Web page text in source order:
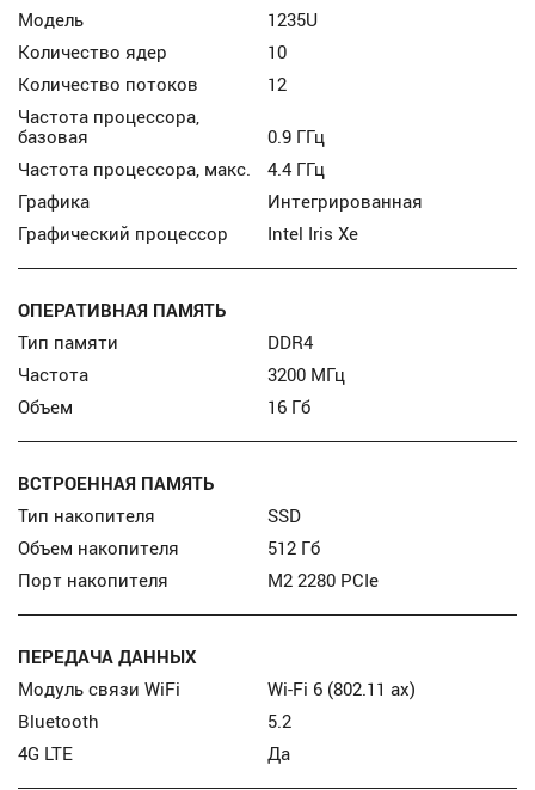
Модель
1235U
Количество ядер
10
Количество потоков
12
Частота процессора,
базовая
0.9 ГГц
Частота процессора, макс.
4.4 ГГц
Графика
Интегрированная
Графический процессор
Intel Iris Xe
ОПЕРАТИВНАЯ ПАМЯТЬ
Тип памяти
DDR4
Частота
3200 МГц
Объем
16 Гб
ВСТРОЕННАЯ ПАМЯТЬ
Тип накопителя
SSD
Объем накопителя
512 Гб
Порт накопителя
М2 2280 PCIe
ПЕРЕДАЧА ДАННЫХ
Модуль связи WiFi
Wi-Fi 6 (802.11 ax)
Bluetooth
5.2
4G LTE
Да